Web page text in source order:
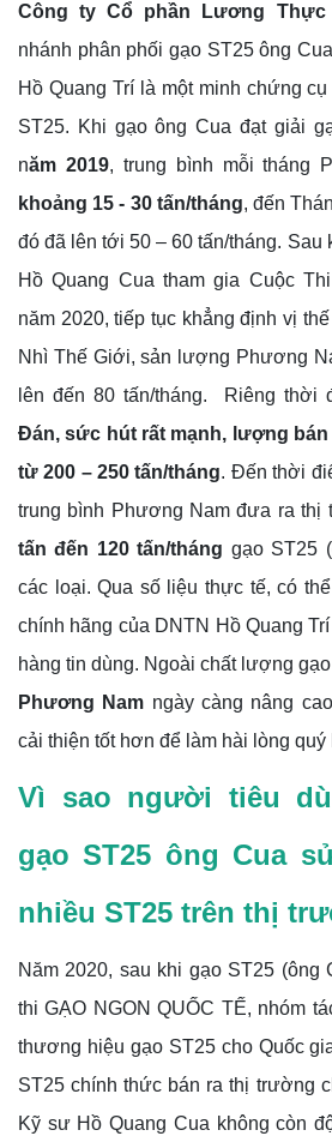
Công ty Cổ phần Lương Thực
nhánh phân phối gạo ST25 ông
Hồ Quang Trí là một minh chứng
ST25. Khi gạo ông Cua đạt giải
năm 2019, trung bình mỗi tháng
khoảng 15- 30 tấn/tháng, đến
đó đã lên tới 50 – 60 tấn/tháng. Sau
Hồ Quang Cua tham gia Cuộc
năm 2020, tiếp tục khẳng định vị
Nhì Thế Giới, sản lượng Phương
lên đến 80 tấn/tháng.
Riêng thời
Đán, sức hút rất mạnh, lượng
từ 200 – 250 tấn/tháng. Đến thời
trung bình Phương Nam đưa ra thị
tấn đến 120 tấn/tháng gạo ST25
các loại. Qua số liệu thực tế, có
chính hãng của DNTN Hồ Quang
hàng tin dùng. Ngoài chất lượng
Phương Nam ngày càng nâng
cải thiện tốt hơn để làm hài lòng quý
Vì sao người tiêu
gạo ST25 ông Cua
nhiều ST25 trên thị
Năm 2020, sau khi gạo ST25 (ông
thi GẠO NGON QUỐC TẾ, nhóm
thương hiệu gạo ST25 cho Quốc
ST25 chính thức bán ra thị trường
Kỹ sư Hồ Quang Cua không còn